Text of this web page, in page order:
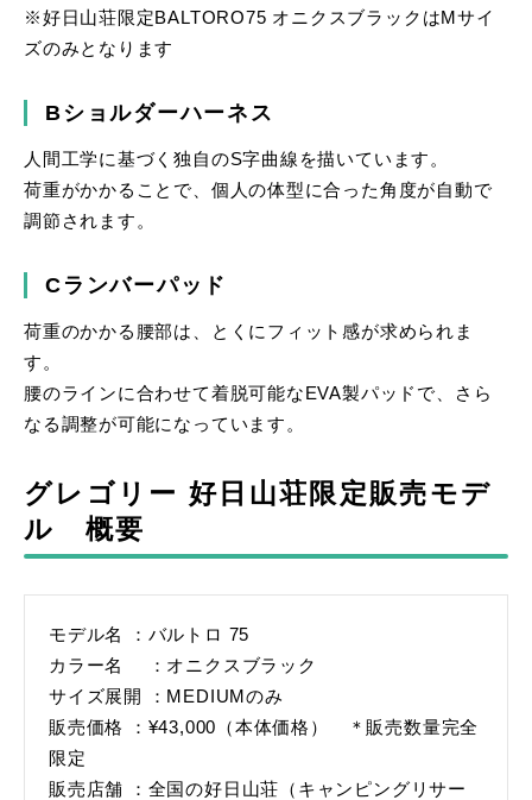
※好日山荘限定BALTORO75 オニクスブラックはMサイ
ズのみとなります
Bショルダーハーネス
人間工学に基づく独自のS字曲線を描いています。
荷重がかかることで、個人の体型に合った角度が自動で
調節されます。
Cランバーパッド
荷重のかかる腰部は、とくにフィット感が求められま
す。
腰のラインに合わせて着脱可能なEVA製パッドで、さら
なる調整が可能になっています。
グレゴリー 好日山荘限定販売モデ
ル 概要
モデル名 ：バルトロ 75
カラー名 ：オニクスブラック
サイズ展開 ：MEDIUMのみ
販売価格 ：¥43,000（本体価格） ＊販売数量完全
限定
販売店舗 ：全国の好日山荘（キャンピングリサー